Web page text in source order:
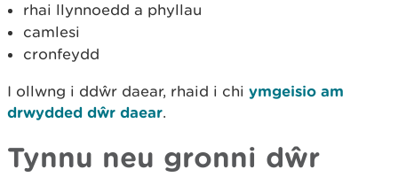
rhai llynnoedd a phyllau
camlesi
cronfeydd
I ollwng i ddŵr daear, rhaid i chi ymgeisio am
drwydded dŵr daear.
Tynnu neu gronni dŵr